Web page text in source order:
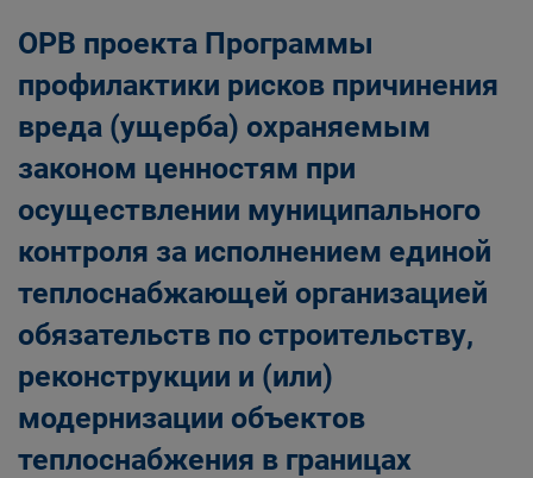
ОРВ проекта Программы
профилактики рисков причинения
вреда (ущерба) охраняемым
законом ценностям при
осуществлении муниципального
контроля за исполнением единой
теплоснабжающей организацией
обязательств по строительству,
реконструкции и (или)
модернизации объектов
теплоснабжения в границах